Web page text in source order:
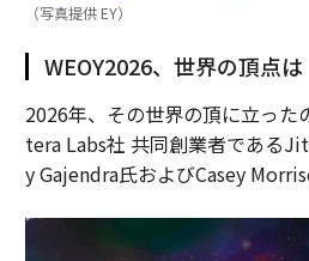
（写真提供 EY）
WEOY2026、世界の頂点は
2026年、その世界の頂に立った
tera Labs社 共同創業者である
y Gajendra氏およびCasey